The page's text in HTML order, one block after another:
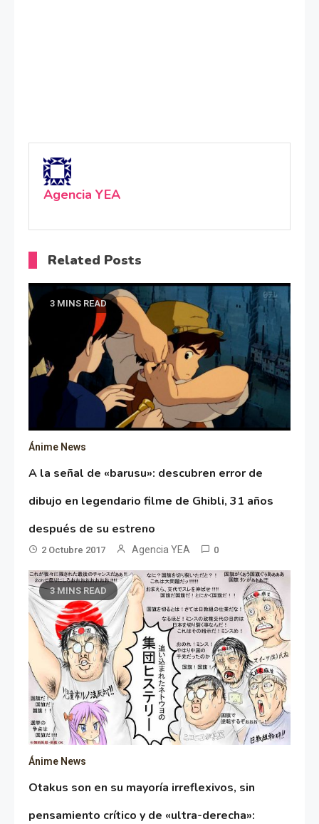
Agencia YEA
Related Posts
3 MINS READ
Ánime News
A la señal de «barusu»: descubren error de
dibujo en legendario filme de Ghibli, 31 años
después de su estreno
2 Octubre 2017 Agencia YEA 0
3 MINS READ
Ánime News
Otakus son en su mayoría irreflexivos, sin
pensamiento crítico y de «ultra-derecha»: